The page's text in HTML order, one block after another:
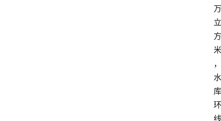
万
立
方
米
，
水
库
环
线